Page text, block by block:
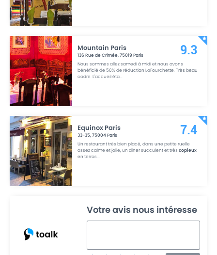
Mountain Paris
136 Rue de Crimée,75019 Paris
Nous sommes allez samedi à midi et nous avons
bénéficié de 50% de réduction LaFourchette. Très beau
cadre. L'accueil éta...
9.3
Equinox Paris
33-35,75004Paris
Un restaurant très bien placé, dans une petite ruelle
assez calme et jolie, un diner succulent et trèscopieux
en terras...
7.4
Votre avis nous intéresse